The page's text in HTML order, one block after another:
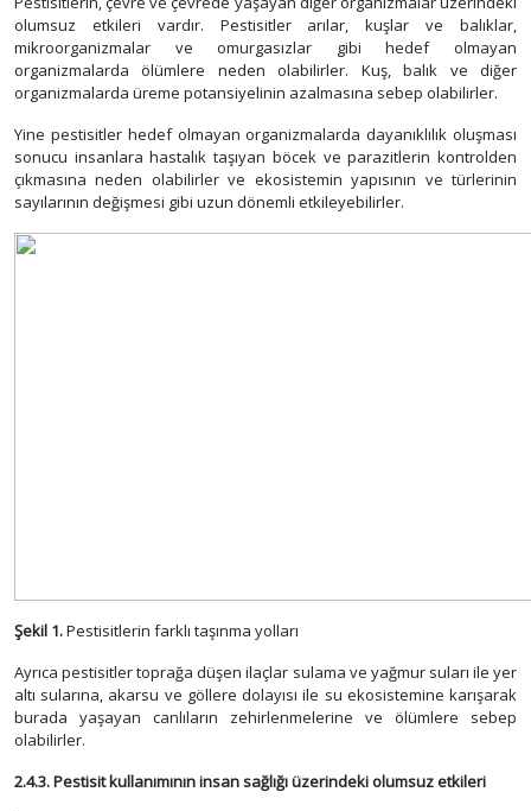
olumsuz etkileri vardır. Pestisitler arılar, kuşlar ve balıklar,
mikroorganizmalar ve omurgasızlar gibi hedef olmayan
organizmalarda ölümlere neden olabilirler. Kuş, balık ve diğer
organizmalarda üreme potansiyelinin azalmasına sebep olabilirler.
Yine pestisitler hedef olmayan organizmalarda dayanıklılık oluşması
sonucu insanlara hastalık taşıyan böcek ve parazitlerin kontrolden
çıkmasına neden olabilirler ve ekosistemin yapısının ve türlerinin
sayılarının değişmesi gibi uzun dönemli etkileyebilirler.
Şekil 1.Pestisitlerin farklı taşınma yolları
Ayrıca pestisitler toprağa düşen ilaçlar sulama ve yağmur suları ile yer
altı sularına, akarsu ve göllere dolayısı ile su ekosistemine karışarak
burada yaşayan canlıların zehirlenmelerine ve ölümlere sebep
olabilirler.
2.4.3. Pestisit kullanımının insan sağlığı üzerindeki olumsuz etkileri